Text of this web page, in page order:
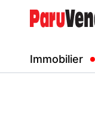
Immobilier